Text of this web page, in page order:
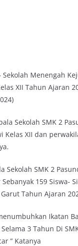
Sekolah Menengah
XII Tahun Ajaran
Sekolah SMK 2
Kelas XII dan
Sekolah SMK 2
159 Siswa-
Tahun Ajaran
Ikatan
3 Tahun Di
” Katanya